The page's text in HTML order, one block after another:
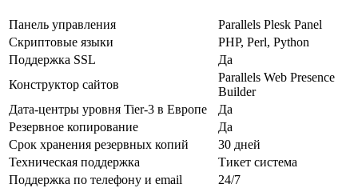
Панель управления
Parallels Plesk Panel
Скриптовые языки
PHP, Perl, Python
Поддержка SSL
Да
Конструктор сайтов
Parallels Web Presence
Builder
Дата-центры уровня Tier-3 в Европе
Да
Резервное копирование
Да
Срок хранения резервных копий
30 дней
Техническая поддержка
Тикет система
Поддержка по телефону и email
24/7